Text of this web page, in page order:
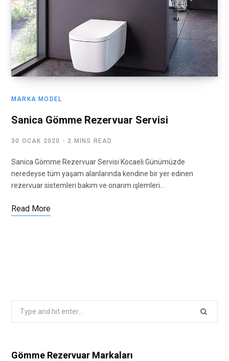
MARKA MODEL
Sanica Gömme Rezervuar Servisi
30 OCAK 2020 2 MINS READ
Sanica Gömme Rezervuar Servisi Kocaeli Günümüzde
neredeyse tüm yaşam alanlarında kendine bir yer edinen
rezervuar sistemleri bakım ve onarım işlemleri…
Read More
Gömme Rezervuar Markaları